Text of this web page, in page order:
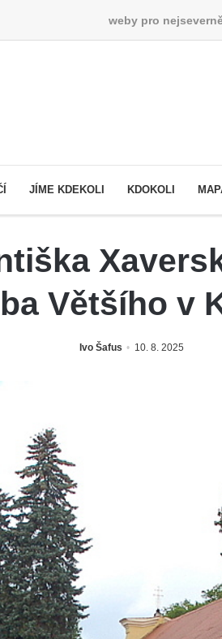
weby pro
JÍME KDEKOLI KDOKOLI
Většího v
Ivo Šafus 10. 8. 2025